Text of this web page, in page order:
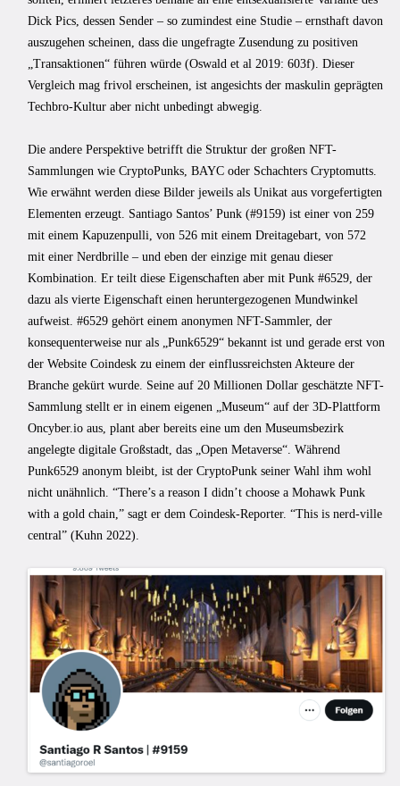
Dick Pics, dessen Sender – so zumindest eine Studie – ernsthaft davon
auszugehen scheinen, dass die ungefragte Zusendung zu positiven
„Transaktionen“ führen würde (Oswald et al 2019: 603f). Dieser
Vergleich mag frivol erscheinen, ist angesichts der maskulin geprägten
Techbro-Kultur aber nicht unbedingt abwegig.
Die andere Perspektive betrifft die Struktur der großen NFT-
Sammlungen wie CryptoPunks, BAYC oder Schachters Cryptomutts.
Wie erwähnt werden diese Bilder jeweils als Unikat aus vorgefertigten
Elementen erzeugt. Santiago Santos’ Punk (#9159) ist einer von 259
mit einem Kapuzenpulli, von 526 mit einem Dreitagebart, von 572
mit einer Nerdbrille – und eben der einzige mit genau dieser
Kombination. Er teilt diese Eigenschaften aber mit Punk #6529, der
dazu als vierte Eigenschaft einen heruntergezogenen Mundwinkel
aufweist. #6529 gehört einem anonymen NFT-Sammler, der
konsequenterweise nur als „Punk6529“ bekannt ist und gerade erst von
der Website Coindesk zu einem der einflussreichsten Akteure der
Branche gekürt wurde. Seine auf 20 Millionen Dollar geschätzte NFT-
Sammlung stellt er in einem eigenen „Museum“ auf der 3D-Plattform
Oncyber.io aus, plant aber bereits eine um den Museumsbezirk
angelegte digitale Großstadt, das „Open Metaverse“. Während
Punk6529 anonym bleibt, ist der CryptoPunk seiner Wahl ihm wohl
nicht unähnlich. “There’s a reason I didn’t choose a Mohawk Punk
with a gold chain,” sagt er dem Coindesk-Reporter. “This is nerd-ville
central” (Kuhn 2022).